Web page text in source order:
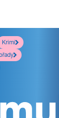
Krimi